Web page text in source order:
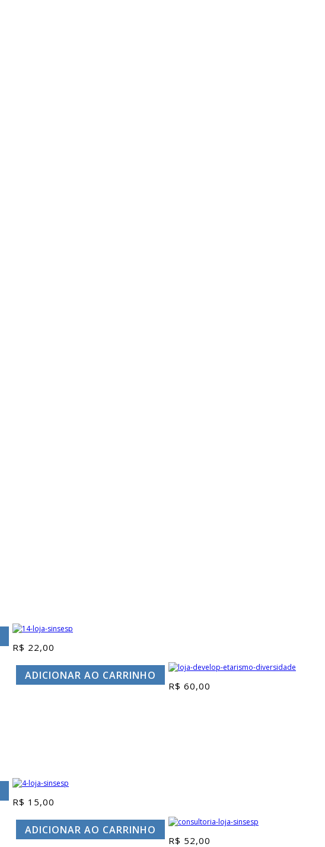
R$ 22,00
ADICIONAR AO CARRINHO
R$ 60,00
R$ 15,00
ADICIONAR AO CARRINHO
R$ 52,00